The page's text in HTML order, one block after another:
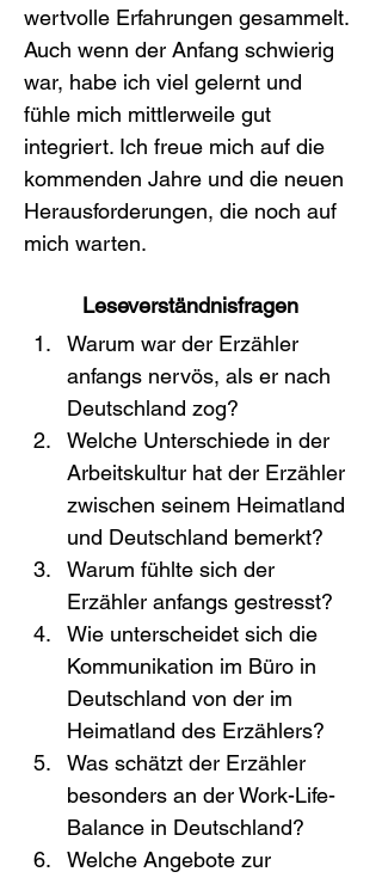
wertvolle Erfahrungen gesammelt.
Auch wenn der Anfang schwierig
war, habe ich viel gelernt und
fühle mich mittlerweile gut
integriert. Ich freue mich auf die
kommenden Jahre und die neuen
Herausforderungen, die noch auf
mich warten.
Leseverständnisfragen
Warum war der Erzähler
anfangs nervös, als er nach
Deutschland zog?
Welche Unterschiede in der
Arbeitskultur hat der Erzähler
zwischen seinem Heimatland
und Deutschland bemerkt?
Warum fühlte sich der
Erzähler anfangs gestresst?
Wie unterscheidet sich die
Kommunikation im Büro in
Deutschland von der im
Heimatland des Erzählers?
Was schätzt der Erzähler
besonders an der Work-Life-
Balance in Deutschland?
Welche Angebote zur